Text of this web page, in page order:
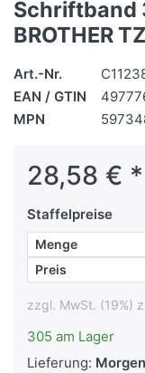
Schriftband
BROTHER
Art.-Nr.
EAN / GTIN
MPN
28,58 € *
Staffelpreise
Menge
Preis
zzgl. MwSt. (19%)
305 am Lager
Lieferung: Morgen